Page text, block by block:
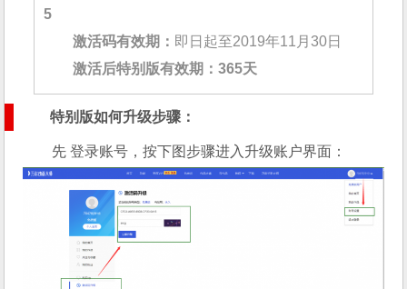
5
激活码有效期： 即日起至2019年11月30日
激活后特别版有效期：365天
特别版如何升级步骤：
先登录账号 ，按下图步骤进入升级账户界面：